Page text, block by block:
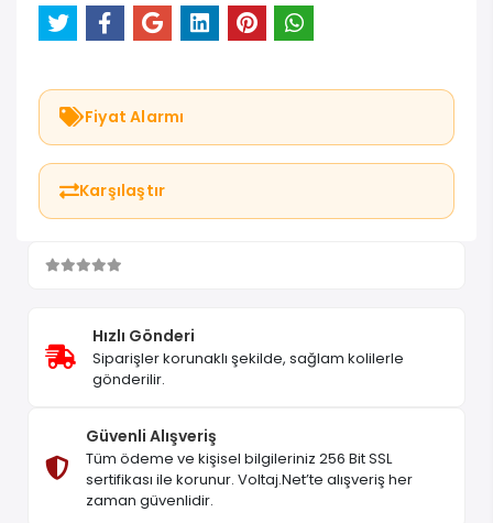
Fiyat Alarmı
Karşılaştır
Hızlı Gönderi
Siparişler korunaklı şekilde, sağlam kolilerle
gönderilir.
Güvenli Alışveriş
Tüm ödeme ve kişisel bilgileriniz 256 Bit SSL
sertifikası ile korunur. Voltaj.Net’te alışveriş her
zaman güvenlidir.